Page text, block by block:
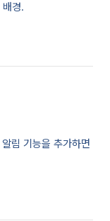
경.
림 기능을 추가하면